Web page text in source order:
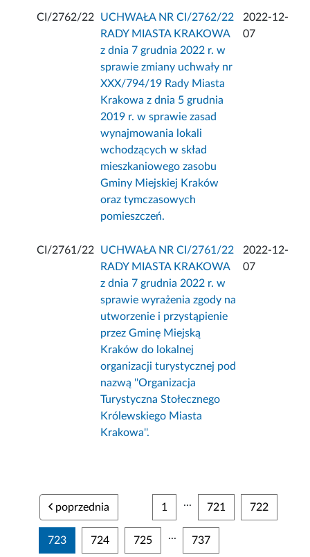
CI/2762/22
UCHWAŁA NR CI/2762/22
RADY MIASTA KRAKOWA
z dnia 7 grudnia 2022 r. w
sprawie zmiany uchwały nr
XXX/794/19 Rady Miasta
Krakowa z dnia 5 grudnia
2019 r. w sprawie zasad
wynajmowania lokali
wchodzących w skład
mieszkaniowego zasobu
Gminy Miejskiej Kraków
oraz tymczasowych
pomieszczeń.
2022-12-
07
CI/2761/22
UCHWAŁA NR CI/2761/22
RADY MIASTA KRAKOWA
z dnia 7 grudnia 2022 r. w
sprawie wyrażenia zgody na
utworzenie i przystąpienie
przez Gminę Miejską
Kraków do lokalnej
organizacji turystycznej pod
nazwą ''Organizacja
Turystyczna Stołecznego
Królewskiego Miasta
Krakowa''.
2022-12-
07
poprzednia 1 ... 721 722
723 724 725 ... 737